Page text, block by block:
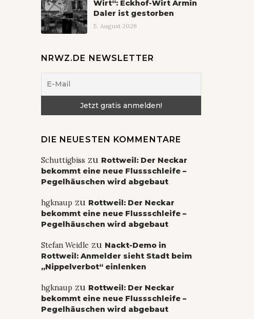
Wirt“: Eckhof-Wirt Armin
Daler ist gestorben
5. August 2026
NRWZ.DE NEWSLETTER
DIE NEUESTEN KOMMENTARE
Schuttigbiss zu Rottweil: Der Neckar
bekommt eine neue Flussschleife –
Pegelhäuschen wird abgebaut
hgknaupzu Rottweil: Der Neckar
bekommt eine neue Flussschleife –
Pegelhäuschen wird abgebaut
Stefan Weidle zu Nackt-Demo in
Rottweil: Anmelder sieht Stadt beim
„Nippelverbot“ einlenken
hgknaupzu Rottweil: Der Neckar
bekommt eine neue Flussschleife –
Pegelhäuschen wird abgebaut